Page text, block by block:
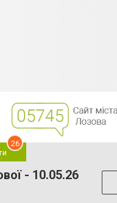
26
- 10.05.26